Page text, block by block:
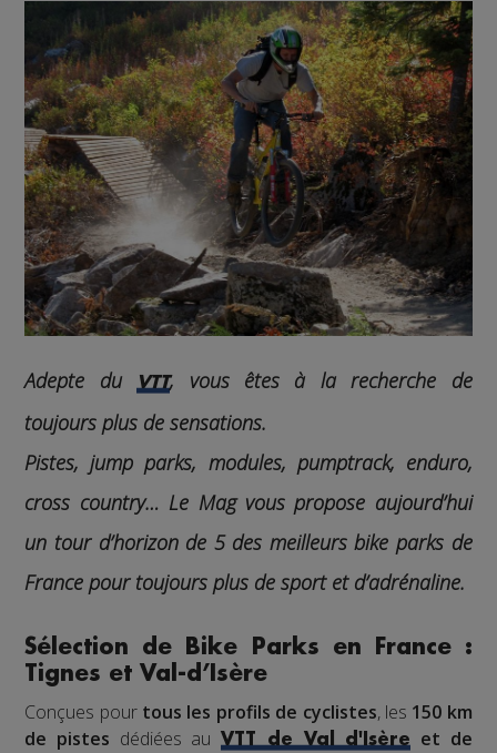
Adepte duVTT, vous êtes à la recherche de
toujours plus de sensations.
Pistes, jump parks, modules, pumptrack, enduro,
cross country… Le Magvous propose aujourd’hui
un tour d’horizon de 5 des meilleurs bike parks de
France pour toujours plus de sport et d’adrénaline.
Sélection de Bike Parks en France :
Tignes et Val-d’Isère
Conçues pour tous les profils de cyclistes, les 150 km
de pistes dédiées auVTT de Val d'Isère
et de